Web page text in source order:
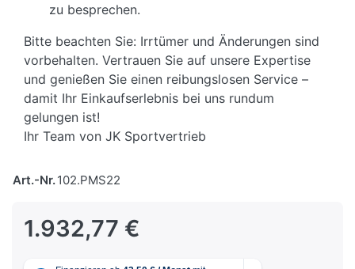
zu besprechen.
Bitte beachten Sie: Irrtümer und Änderungen sind
vorbehalten. Vertrauen Sie auf unsere Expertise
und genießen Sie einen reibungslosen Service –
damit Ihr Einkaufserlebnis bei uns rundum
gelungen ist!
Ihr Team von JK Sportvertrieb
Art.-Nr.102.PMS22
1.932,77 €